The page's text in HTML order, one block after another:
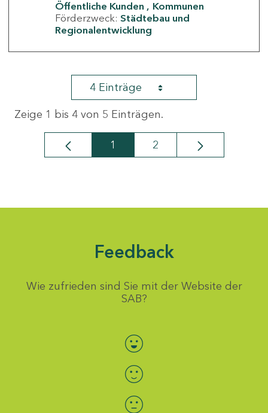
Öffentliche Kunden
Kommunen
Förderzweck: Städtebau und
Regionalentwicklung
4 Einträge
Zeige 1 bis 4 von 5 Einträgen.
Seite
1 Seite
2
Feedback
Wie zufrieden sind Sie mit der Website der
SAB?
Bewertung auswählen